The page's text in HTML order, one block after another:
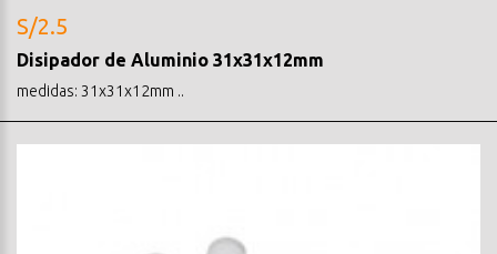
S/2.5
Disipador de Aluminio 31x31x12mm
medidas: 31x31x12mm ..